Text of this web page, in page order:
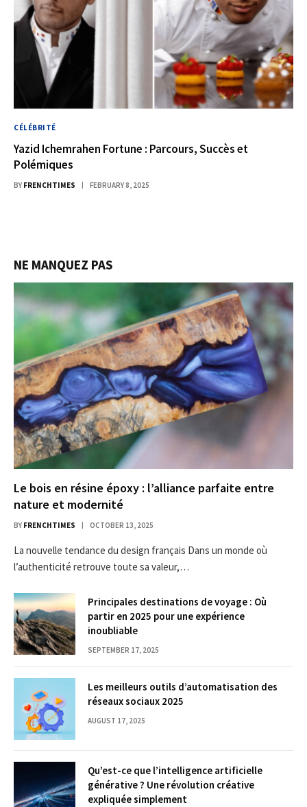
CÉLÉBRITÉ
Yazid Ichemrahen Fortune : Parcours, Succès et
Polémiques
BY FRENCHTIMES FEBRUARY 8, 2025
NE MANQUEZ PAS
Le bois en résine époxy : l’alliance parfaite entre
nature et modernité
BY FRENCHTIMES OCTOBER 13, 2025
La nouvelle tendance du design français Dans un monde où
l’authenticité retrouve toute sa valeur,…
Principales destinations de voyage : Où
partir en 2025 pour une expérience
inoubliable
SEPTEMBER 17, 2025
Les meilleurs outils d’automatisation des
réseaux sociaux 2025
AUGUST 17, 2025
Qu’est-ce que l’intelligence artificielle
générative ? Une révolution créative
expliquée simplement